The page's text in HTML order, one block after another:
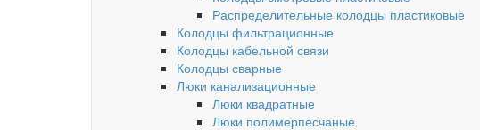
Распределительные колодцы пластиковые
Колодцы фильтрационные
Колодцы кабельной связи
Колодцы сварные
Люки канализационные
Люки квадратные
Люки полимерпесчаные